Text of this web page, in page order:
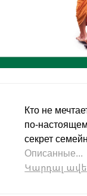
Кто не
по-
секрет
Описанные...
Կարդալ